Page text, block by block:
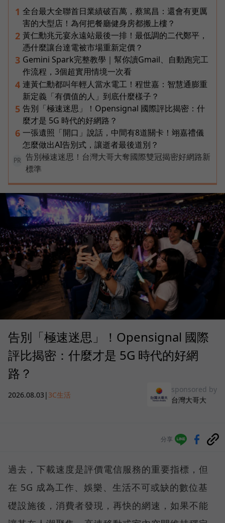
1 全台最大全聯首日業績破百萬，蔡篤昌：還會有更厲
害的大型店！為何把餐廳健身房都搬上樓？
2 黃仁勳兆元宴永遠站最後一排！最低調的二代鄭平，
憑什麼讓台達電被市場重新定價？
3 Gemini Spark完整教學｜幫你讀Gmail、自動跑完工
作流程，3個超實用情境一次看
4 連黃仁勳都叫年輕人當水電工！程世嘉：智慧通膨重
新定義「有價值的人」到底什麼樣子？
5 告別「極速迷思」！Opensignal 國際評比揭密：什
麼才是 5G 時代的好網路？
6 一張遺照「開口」說話，中間有8道關卡！翊嘉禮儀
怎麼做出AI告別式，讓逝者最後道別？
PR
告別極速迷思！台灣大哥大奪國際雙冠揭密好網路新
標準
告別「極速迷思」！Opensignal 國際
評比揭密：什麼才是 5G 時代的好網
路？
2026.08.03 | 3C生活
sponsored by
台灣大哥大
分享
過去，下載速度是評價電信服務的重要指標，但
在 5G 成為工作、娛樂、生活不可或缺的數位基
礎設施後，消費者發現，再快的網速，如果不能